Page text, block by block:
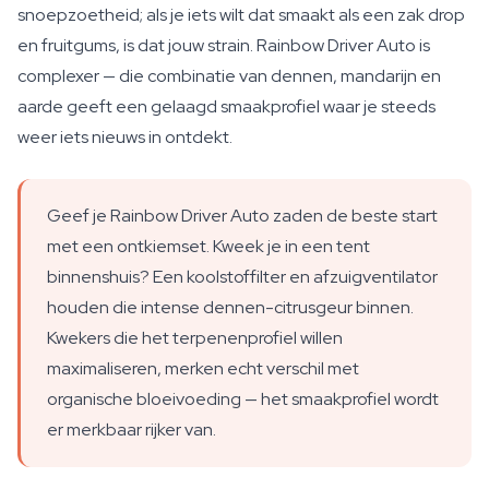
snoepzoetheid; als je iets wilt dat smaakt als een zak drop
en fruitgums, is dat jouw strain. Rainbow Driver Auto is
complexer — die combinatie van dennen, mandarijn en
aarde geeft een gelaagd smaakprofiel waar je steeds
weer iets nieuws in ontdekt.
Geef je Rainbow Driver Auto zaden de beste start
met een ontkiemset. Kweek je in een tent
binnenshuis? Een koolstoffilter en afzuigventilator
houden die intense dennen-citrusgeur binnen.
Kwekers die het terpenenprofiel willen
maximaliseren, merken echt verschil met
organische bloeivoeding — het smaakprofiel wordt
er merkbaar rijker van.